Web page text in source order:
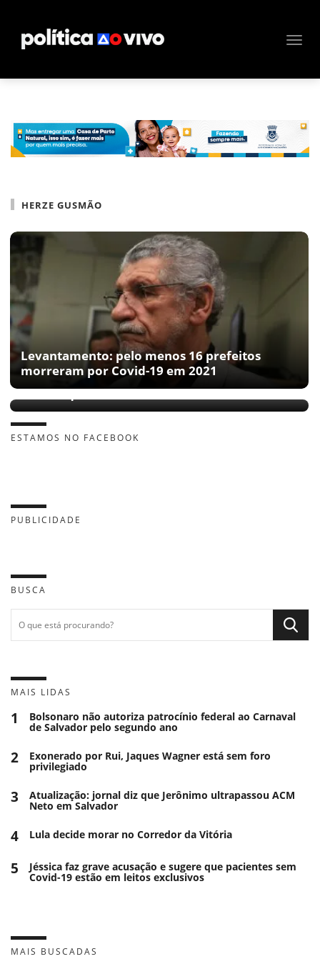
HERZE GUSMÃO
Levantamento: pelo menos 16 prefeitos
morreram por Covid-19 em 2021
Herzem Gusmão mantém comércio fechado
em Conquista
ESTAMOS NO FACEBOOK
PUBLICIDADE
BUSCA
MAIS LIDAS
1 Bolsonaro não autoriza patrocínio federal ao Carnaval
de Salvador pelo segundo ano
2 Exonerado por Rui, Jaques Wagner está sem foro
privilegiado
3 Atualização: jornal diz que Jerônimo ultrapassou ACM
Neto em Salvador
4 Lula decide morar no Corredor da Vitória
5 Jéssica faz grave acusação e sugere que pacientes sem
Covid-19 estão em leitos exclusivos
MAIS BUSCADAS